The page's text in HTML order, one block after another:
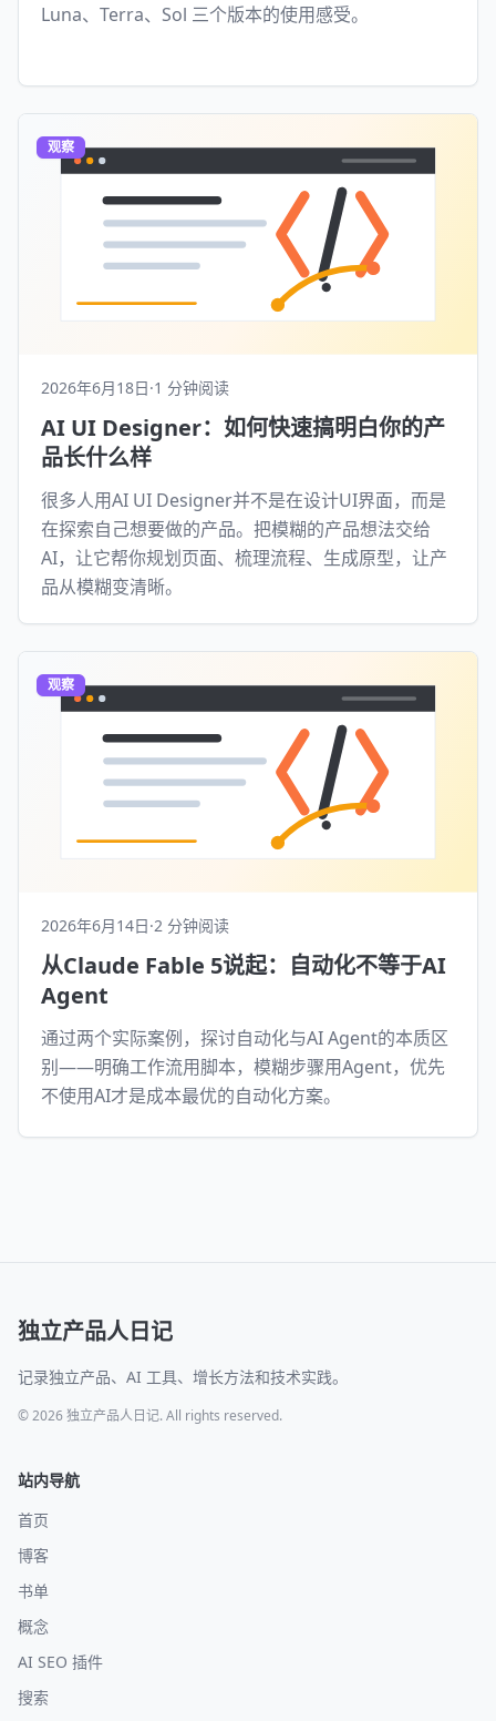
Luna、Terra、Sol 三个版本的使用感受。
观察
2026年6月18日·1 分钟阅读
AI UI Designer：如何快速搞明白你的产
品长什么样
很多人用AI UI Designer并不是在设计UI界面，而是
在探索自己想要做的产品。把模糊的产品想法交给
AI，让它帮你规划页面、梳理流程、生成原型，让产
品从模糊变清晰。
观察
2026年6月14日·2 分钟阅读
从Claude Fable 5说起：自动化不等于AI
Agent
通过两个实际案例，探讨自动化与AI Agent的本质区
别——明确工作流用脚本，模糊步骤用Agent，优先
不使用AI才是成本最优的自动化方案。
独立产品人日记
记录独立产品、AI 工具、增长方法和技术实践。
© 2026 独立产品人日记. All rights reserved.
站内导航
首页
博客
书单
概念
AI SEO 插件
搜索